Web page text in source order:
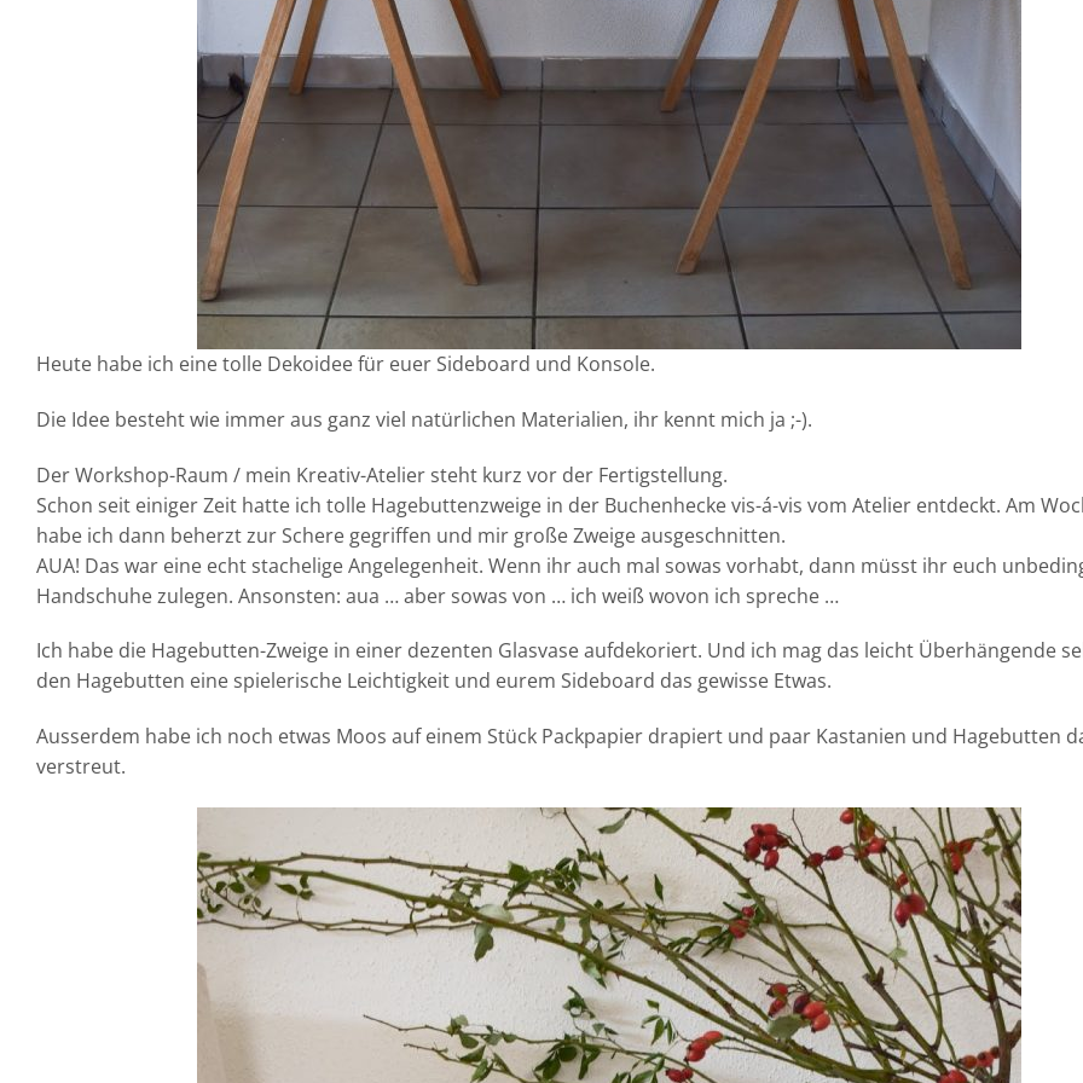
Heute habe ich eine tolle Dekoidee für euer Sideboard und Konsole.
Die Idee besteht wie immer aus ganz viel natürlichen Materialien, ihr kennt mich ja ;-).
Der Workshop-Raum / mein Kreativ-Atelier steht kurz vor der Fertigstellung.
Schon seit einiger Zeit hatte ich tolle Hagebuttenzweige in der Buchenhecke vis-á-vis vom Atelier entdeckt. Am
habe ich dann beherzt zur Schere gegriffen und mir große Zweige ausgeschnitten.
AUA! Das war eine echt stachelige Angelegenheit. Wenn ihr auch mal sowas vorhabt, dann müsst ihr euch
Handschuhe zulegen. Ansonsten: aua … aber sowas von … ich weiß wovon ich spreche …
Ich habe die Hagebutten-Zweige in einer dezenten Glasvase aufdekoriert. Und ich mag das leicht Überhängende
den Hagebutten eine spielerische Leichtigkeit und eurem Sideboard das gewisse Etwas.
Ausserdem habe ich noch etwas Moos auf einem Stück Packpapier drapiert und paar Kastanien und Hagebutten
verstreut.